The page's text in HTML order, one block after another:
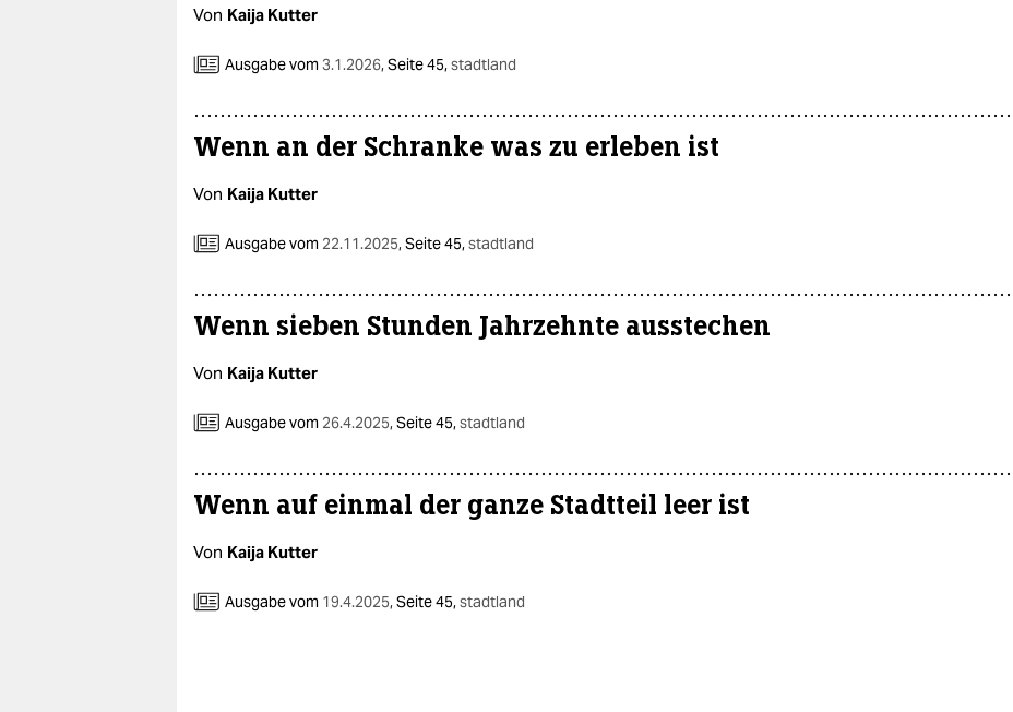
epaper login
Von Kaija Kutter
Ausgabe vom3.1.2026,Seite 45,stadtland
Wenn an der Schranke was zu erleben ist
Von Kaija Kutter
Ausgabe vom 22.11.2025,Seite 45,stadtland
Wenn sieben Stunden Jahrzehnte ausstechen
Von Kaija Kutter
Ausgabe vom 26.4.2025,Seite 45,stadtland
Wenn auf einmal der ganze Stadtteil leer ist
Von Kaija Kutter
Ausgabe vom 19.4.2025,Seite 45,stadtland